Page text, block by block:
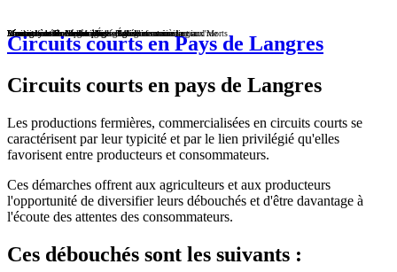
Lécourt - entrée et place de l'église
Lécourt entrée - Lénizeul route Lavilleneuve
Lénizeul centre - La Mairie
Maulain rue Moncelles - Église
Montigny le Roi accès église - Maulain ancien lavoir
Montigny le Roi vue village - Eglise vue arrière
Provenchère-sur-Meuse places de l'église et mairie
Provenchère-sur-Meuse pont - Ravennefontaine la grand'rue
Ravennefontaine la grand'rue - Église et monument aux Morts
Circuits courts en Pays de Langres
Circuits courts en pays de Langres
Les productions fermières, commercialisées en circuits courts se
caractérisent par leur typicité et par le lien privilégié qu'elles
favorisent entre producteurs et consommateurs.
Ces démarches offrent aux agriculteurs et aux producteurs
l'opportunité de diversifier leurs débouchés et d'être davantage à
l'écoute des attentes des consommateurs.
Ces débouchés sont les suivants :